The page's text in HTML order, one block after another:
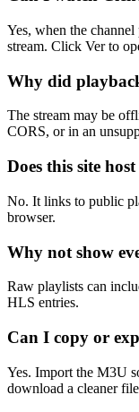
Yes, when the
stream. Click Ver to
Why did
The stream may be
CORS, or in an
Does this site
No. It links to public
browser.
Why not show
Raw playlists can
HLS entries.
Can I copy or
Yes. Import the M3U
download a cleaner